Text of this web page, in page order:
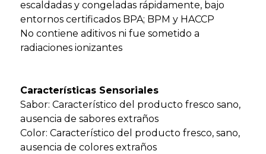
escaldadas y congeladas rápidamente, bajo
entornos certificados BPA; BPM y HACCP
No contiene aditivos ni fue sometido a
radiaciones ionizantes
Características Sensoriales
Sabor: Característico del producto fresco sano,
ausencia de sabores extraños
Color: Característico del producto fresco, sano,
ausencia de colores extraños